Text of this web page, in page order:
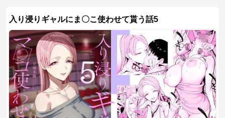
入り浸りギャルにま〇こ使わせて貰う話5